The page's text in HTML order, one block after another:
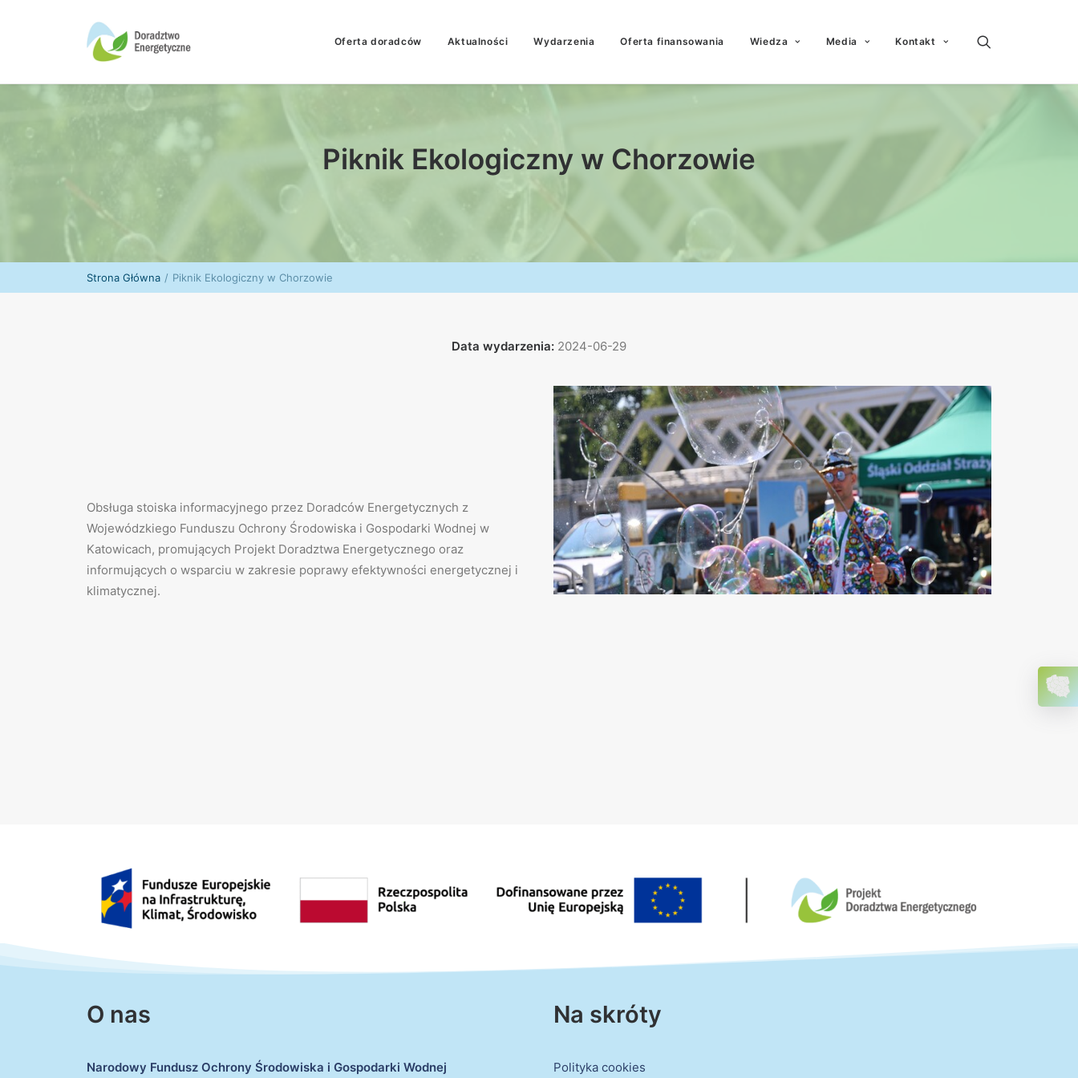
Oferta doradców Aktualności Wydarzenia Oferta finansowania Wiedza Media Kontakt
Piknik Ekologiczny w Chorzowie
Strona Główna Piknik Ekologiczny w Chorzowie
Data wydarzenia: 2024-06-29
Obsługa stoiska informacyjnego przez Doradców Energetycznych z
Wojewódzkiego Funduszu Ochrony Środowiska i Gospodarki Wodnej w
Katowicach, promujących Projekt Doradztwa Energetycznego oraz
informujących o wsparciu w zakresie poprawy efektywności energetycznej i
klimatycznej.
O nas
Narodowy Fundusz Ochrony Środowiska i Gospodarki Wodnej
Na skróty
Polityka cookies